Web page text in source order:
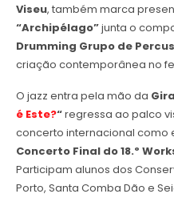
Viseu, também marca
“Archipélago”junta o
Drumming Grupo de
criação contemporânea no
O jazz entra pela mão da
é Este?“regressa ao palco
concerto internacional como
Concerto Final do 18.º
Participam alunos dos
Porto, Santa Comba Dão e